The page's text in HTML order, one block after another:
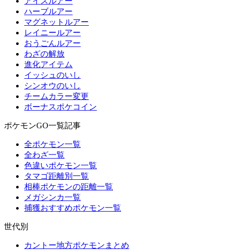
ハーブルアー
マグネットルアー
レイニールアー
おうごんルアー
わざの解放
進化アイテム
イッシュのいし
シンオウのいし
チームカラー変更
ボーナスポケコイン
ポケモンGO一覧記事
全ポケモン一覧
全わざ一覧
色違いポケモン一覧
タマゴ距離別一覧
相棒ポケモンの距離一覧
メガシンカ一覧
捕獲おすすめポケモン一覧
世代別
カントー地方ポケモンまとめ